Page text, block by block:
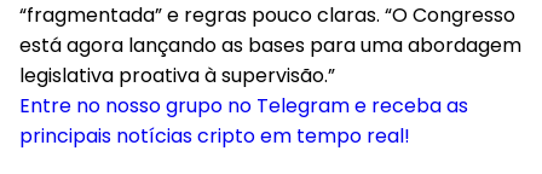
“fragmentada” e regras pouco claras. “O Congresso
está agora lançando as bases para uma abordagem
legislativa proativa à supervisão.”
Entre no nosso grupo no Telegram e receba as
principais notícias cripto em tempo real!